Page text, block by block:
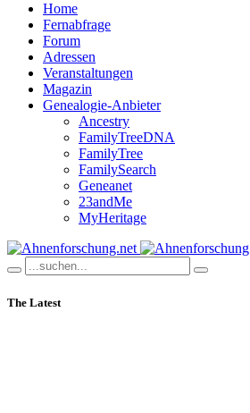
Home
Fernabfrage
Forum
Adressen
Veranstaltungen
Magazin
Genealogie-Anbieter
Ancestry
FamilyTreeDNA
FamilyTree
FamilySearch
Geneanet
23andMe
MyHeritage
The Latest